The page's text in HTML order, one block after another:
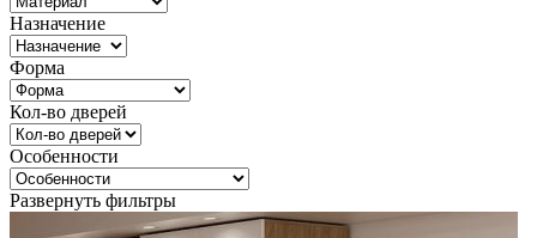
Назначение
Форма
Кол-во дверей
Особенности
Развернуть фильтры